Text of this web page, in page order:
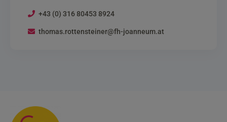
+43 (0) 316 80453 8924
thomas.rottensteiner@fh-joanneum.at